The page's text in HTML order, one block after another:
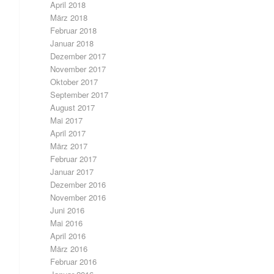
April 2018
März 2018
Februar 2018
Januar 2018
Dezember 2017
November 2017
Oktober 2017
September 2017
August 2017
Mai 2017
April 2017
März 2017
Februar 2017
Januar 2017
Dezember 2016
November 2016
Juni 2016
Mai 2016
April 2016
März 2016
Februar 2016